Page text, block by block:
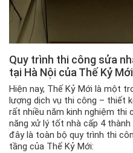
Quy trình thi công sửa
tại Hà Nội của Thế Kỷ Mới
Hiện nay, Thế Kỷ Mới là một
lượng dịch vụ thi công – thiết
rất nhiều năm kinh nghiệm thi
năng xử lý tốt nhà cấp 4
đây là toàn bộ quy trình thi
tầng của Thế Kỷ Mới: